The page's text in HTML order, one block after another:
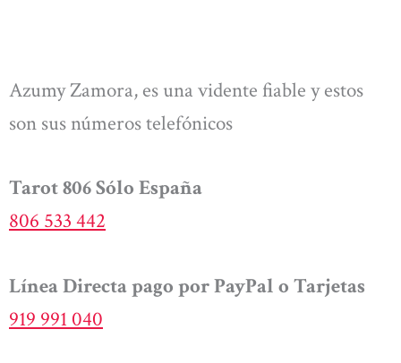
Azumy Zamora, es una vidente fiable y estos
son sus números telefónicos
Tarot 806 Sólo España
806 533 442
Línea Directa pago por PayPal o Tarjetas
919 991 040